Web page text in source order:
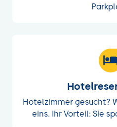
Hotelzimmer gesucht?
eins. Ihr Vorteil: Sie